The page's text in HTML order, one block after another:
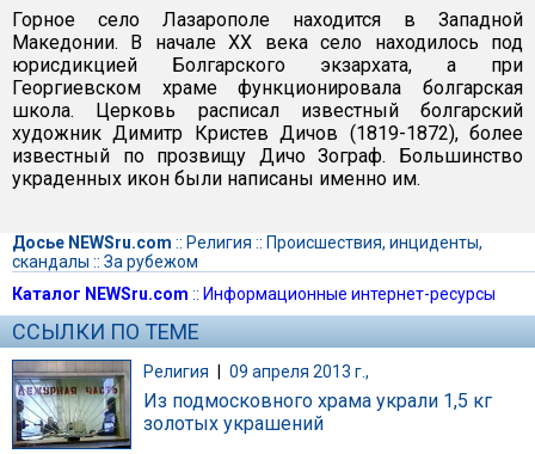
Горное село Лазарополе находится в Западной
Македонии. В начале XX века село находилось под
юрисдикцией Болгарского экзархата, а при
Георгиевском храме функционировала болгарская
школа. Церковь расписал известный болгарский
художник Димитр Кристев Дичов (1819-1872), более
известный по прозвищу Дичо Зограф. Большинство
украденных икон были написаны именно им.
Досье NEWSru.com :: Религия :: Происшествия, инциденты,
скандалы :: За рубежом
Каталог NEWSru.com :: Информационные интернет-ресурсы
ССЫЛКИ ПО ТЕМЕ
Религия | 09 апреля 2013 г.,
Из подмосковного храма украли 1,5 кг
золотых украшений